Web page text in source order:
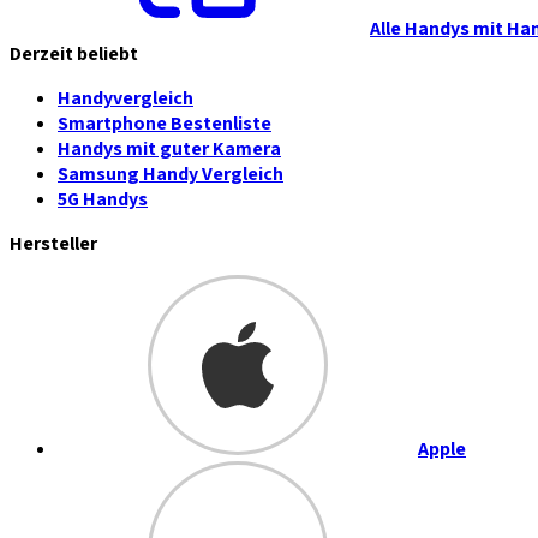
Alle Handys mit
Derzeit beliebt
Handyvergleich
Smartphone Bestenliste
Handys mit guter Kamera
Samsung Handy Vergleich
5G Handys
Hersteller
Apple